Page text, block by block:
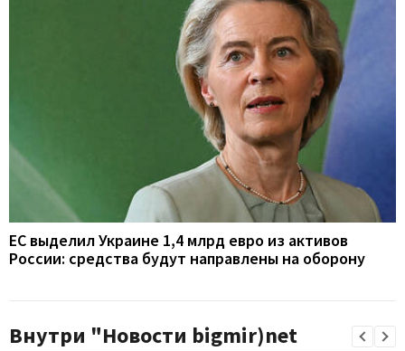
ЕС выделил Украине 1,4 млрд евро из активов
России: средства будут направлены на оборону
Внутри "Новости bigmir)net